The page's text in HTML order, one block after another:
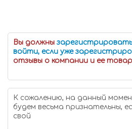
Вы должны
войти, если уже
отзывы о компании и ее
К сожалению, на данный
будем весьма признательны,
свой